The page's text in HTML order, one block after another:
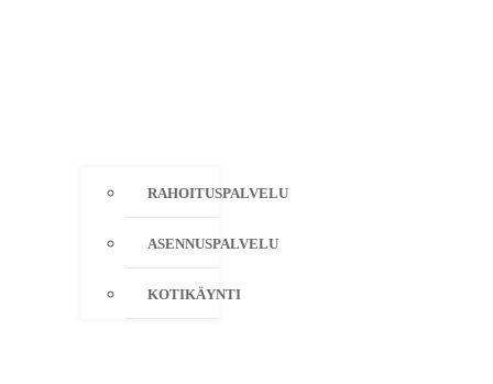
RAHOITUSPALVELU
ASENNUSPALVELU
KOTIKÄYNTI